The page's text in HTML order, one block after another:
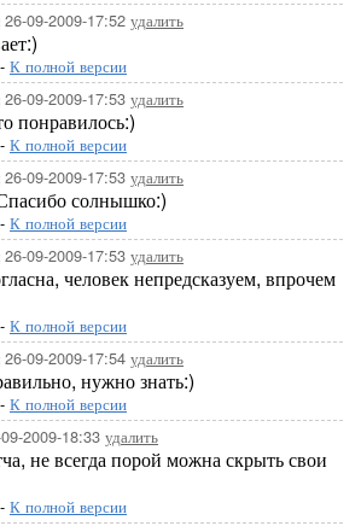
26-09-2009-17:52 удалить
- К полной версии
26-09-2009-17:53 удалить
понравилось:)
- К полной версии
26-09-2009-17:53 удалить
солнышко:)
- К полной версии
26-09-2009-17:53 удалить
человек непредсказуем, впрочем
- К полной версии
26-09-2009-17:54 удалить
нужно знать:)
- К полной версии
2009-18:33 удалить
не всегда порой можна скрыть свои
- К полной версии